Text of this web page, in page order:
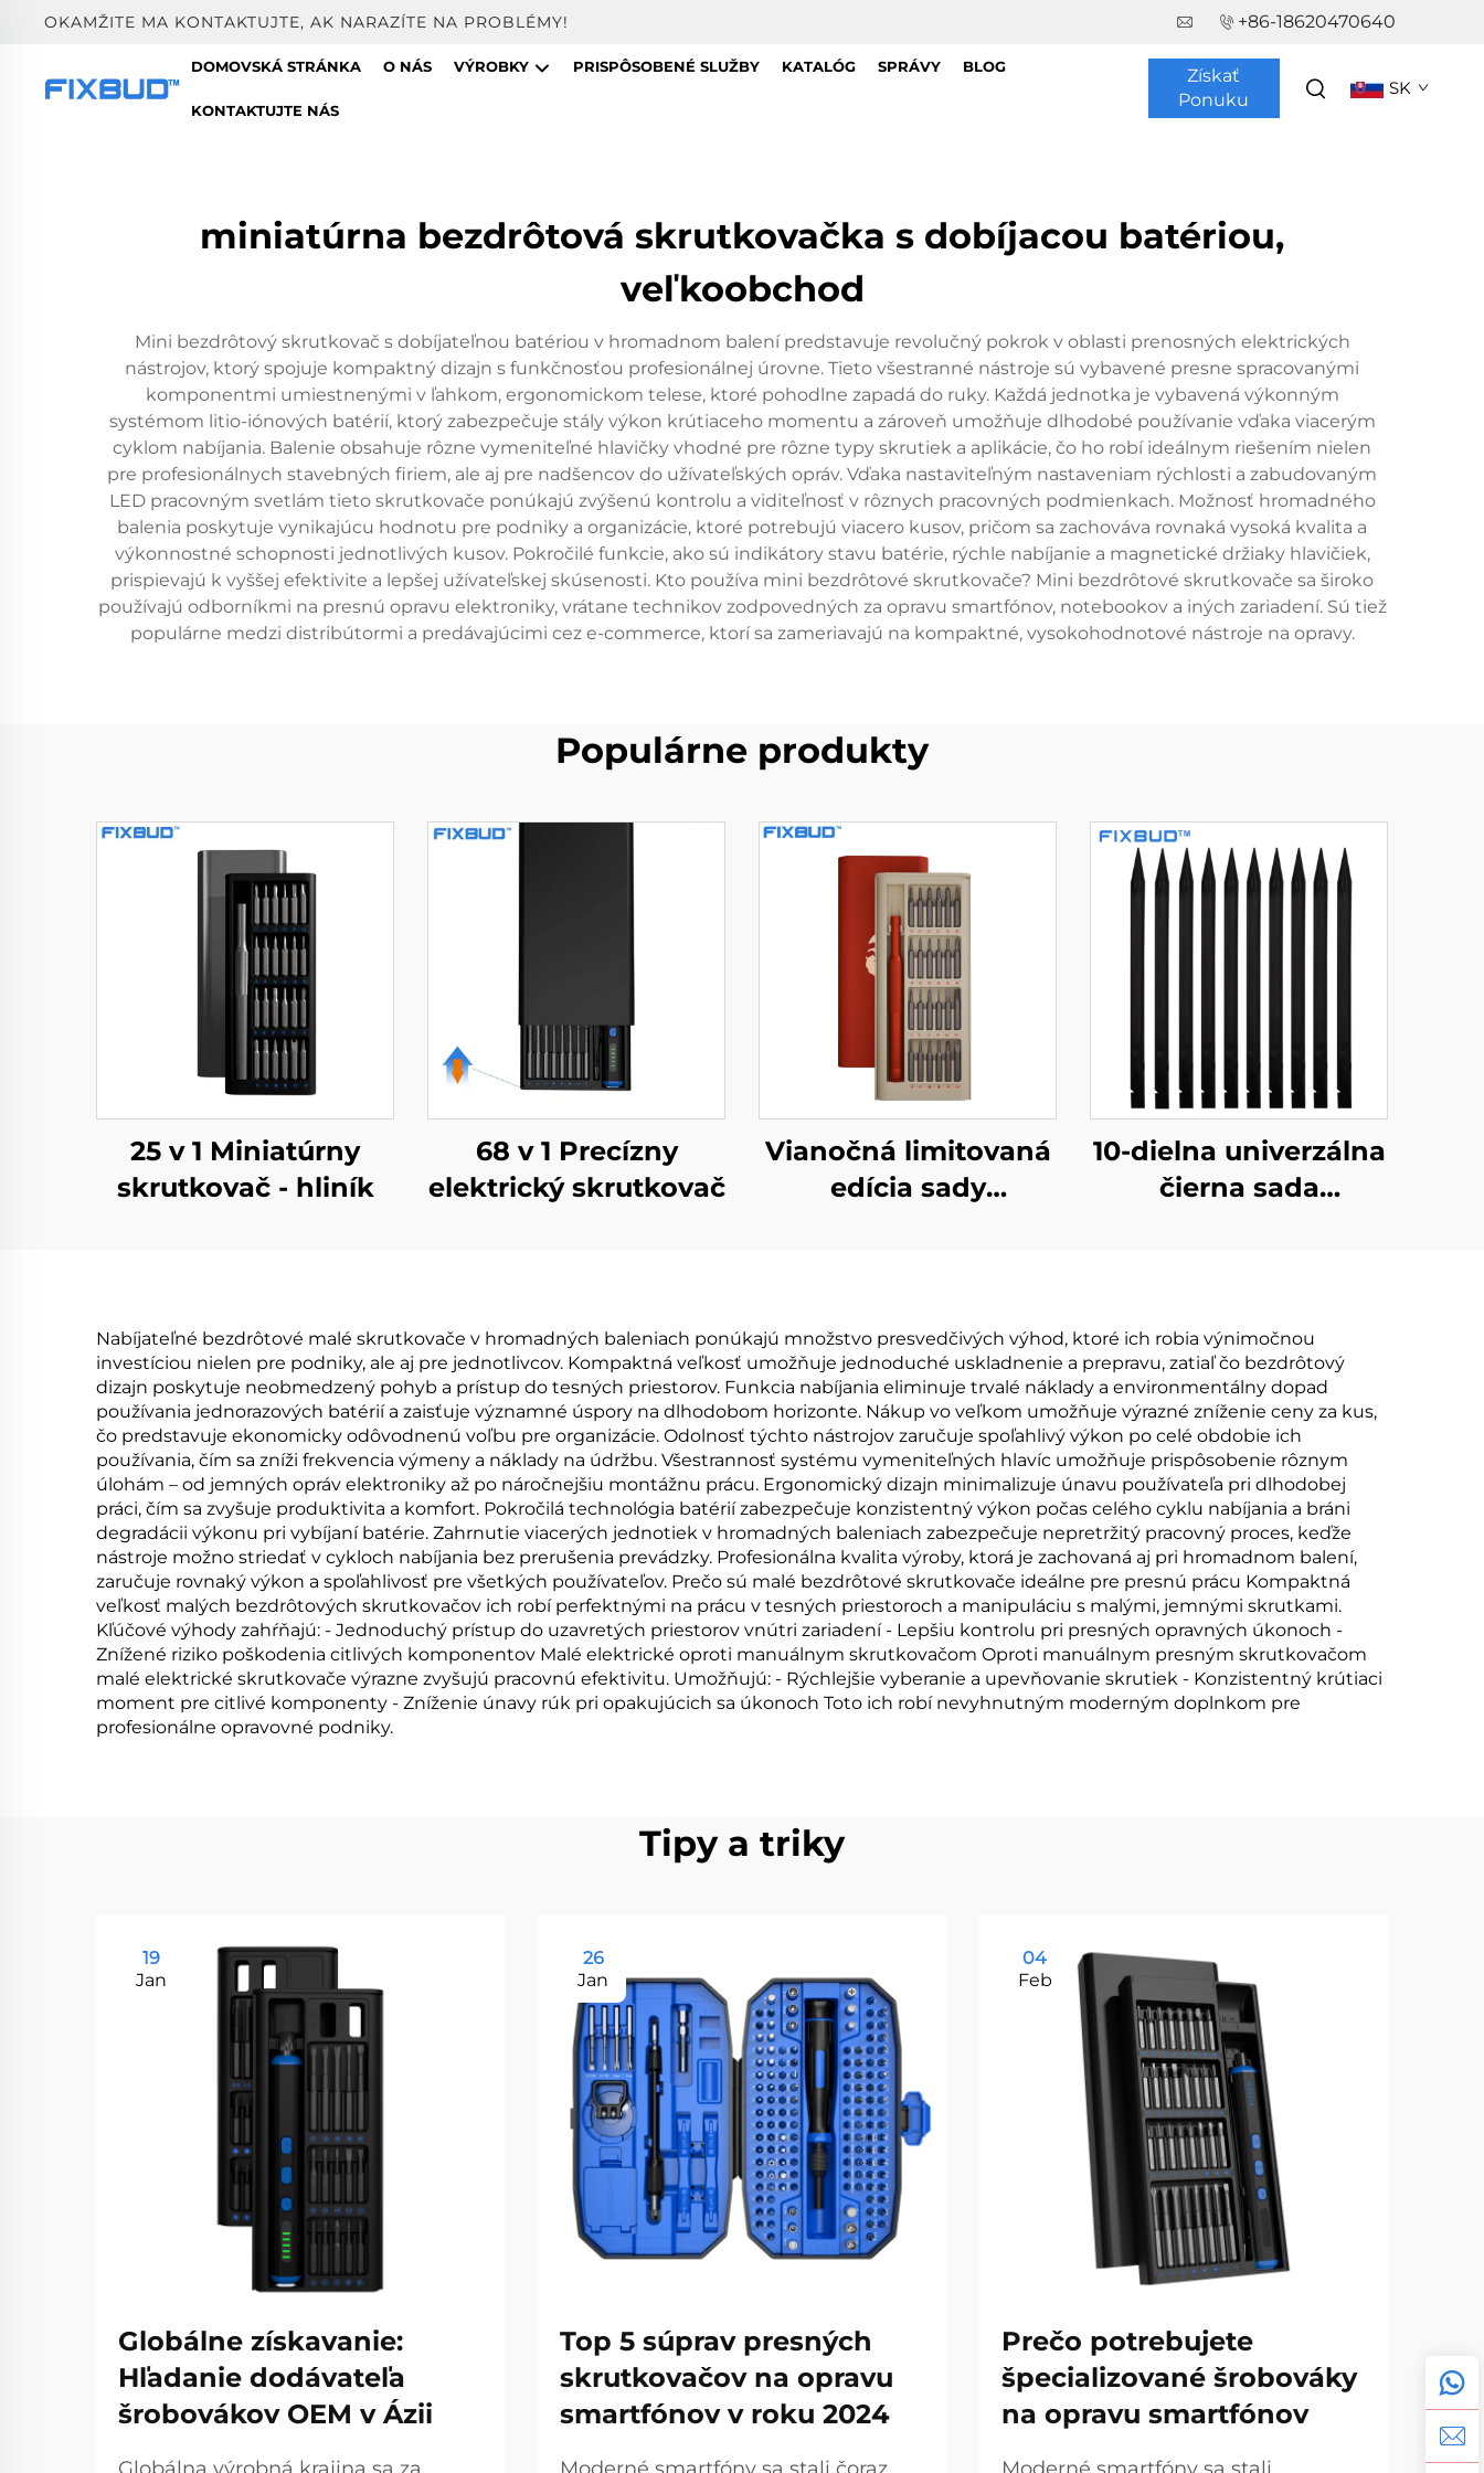
OKAMŽITE MA KONTAKTUJTE, AK NARAZÍTE NA PROBLÉMY! +86-18620470640
DOMOVSKÁ STRÁNKA O NÁS VÝROBKY PRISPÔSOBENÉ SLUŽBY KATALÓG SPRÁVY BLOG
KONTAKTUJTE NÁS
Získať
Ponuku
SK
miniatúrna bezdrôtová skrutkovačka s dobíjacou batériou,
veľkoobchod
Mini bezdrôtový skrutkovač s dobíjateľnou batériou v hromadnom balení predstavuje revolučný pokrok v oblasti prenosných elektrických
nástrojov, ktorý spojuje kompaktný dizajn s funkčnosťou profesionálnej úrovne. Tieto všestranné nástroje sú vybavené presne spracovanými
komponentmi umiestnenými v ľahkom, ergonomickom telese, ktoré pohodlne zapadá do ruky. Každá jednotka je vybavená výkonným
systémom litio-iónových batérií, ktorý zabezpečuje stály výkon krútiaceho momentu a zároveň umožňuje dlhodobé používanie vďaka viacerým
cyklom nabíjania. Balenie obsahuje rôzne vymeniteľné hlavičky vhodné pre rôzne typy skrutiek a aplikácie, čo ho robí ideálnym riešením nielen
pre profesionálnych stavebných firiem, ale aj pre nadšencov do užívateľských opráv. Vďaka nastaviteľným nastaveniam rýchlosti a zabudovaným
LED pracovným svetlám tieto skrutkovače ponúkajú zvýšenú kontrolu a viditeľnosť v rôznych pracovných podmienkach. Možnosť hromadného
balenia poskytuje vynikajúcu hodnotu pre podniky a organizácie, ktoré potrebujú viacero kusov, pričom sa zachováva rovnaká vysoká kvalita a
výkonnostné schopnosti jednotlivých kusov. Pokročilé funkcie, ako sú indikátory stavu batérie, rýchle nabíjanie a magnetické držiaky hlavičiek,
prispievajú k vyššej efektivite a lepšej užívateľskej skúsenosti. Kto používa mini bezdrôtové skrutkovače? Mini bezdrôtové skrutkovače sa široko
používajú odborníkmi na presnú opravu elektroniky, vrátane technikov zodpovedných za opravu smartfónov, notebookov a iných zariadení. Sú tiež
populárne medzi distribútormi a predávajúcimi cez e-commerce, ktorí sa zameriavajú na kompaktné, vysokohodnotové nástroje na opravy.
Populárne produkty
25 v 1 Miniatúrny
skrutkovač - hliník
68 v 1 Precízny
elektrický skrutkovač
Vianočná limitovaná
edícia sady
10-dielna univerzálna
čierna sada
Nabíjateľné bezdrôtové malé skrutkovače v hromadných baleniach ponúkajú množstvo presvedčivých výhod, ktoré ich robia výnimočnou
investíciou nielen pre podniky, ale aj pre jednotlivcov. Kompaktná veľkosť umožňuje jednoduché uskladnenie a prepravu, zatiaľ čo bezdrôtový
dizajn poskytuje neobmedzený pohyb a prístup do tesných priestorov. Funkcia nabíjania eliminuje trvalé náklady a environmentálny dopad
používania jednorazových batérií a zaisťuje významné úspory na dlhodobom horizonte. Nákup vo veľkom umožňuje výrazné zníženie ceny za kus,
čo predstavuje ekonomicky odôvodnenú voľbu pre organizácie. Odolnosť týchto nástrojov zaručuje spoľahlivý výkon po celé obdobie ich
používania, čím sa zníži frekvencia výmeny a náklady na údržbu. Všestrannosť systému vymeniteľných hlavíc umožňuje prispôsobenie rôznym
úlohám – od jemných opráv elektroniky až po náročnejšiu montážnu prácu. Ergonomický dizajn minimalizuje únavu používateľa pri dlhodobej
práci, čím sa zvyšuje produktivita a komfort. Pokročilá technológia batérií zabezpečuje konzistentný výkon počas celého cyklu nabíjania a bráni
degradácii výkonu pri vybíjaní batérie. Zahrnutie viacerých jednotiek v hromadných baleniach zabezpečuje nepretržitý pracovný proces, keďže
nástroje možno striedať v cykloch nabíjania bez prerušenia prevádzky. Profesionálna kvalita výroby, ktorá je zachovaná aj pri hromadnom balení,
zaručuje rovnaký výkon a spoľahlivosť pre všetkých používateľov. Prečo sú malé bezdrôtové skrutkovače ideálne pre presnú prácu Kompaktná
veľkosť malých bezdrôtových skrutkovačov ich robí perfektnými na prácu v tesných priestoroch a manipuláciu s malými, jemnými skrutkami.
Kľúčové výhody zahŕňajú: - Jednoduchý prístup do uzavretých priestorov vnútri zariadení - Lepšiu kontrolu pri presných opravných úkonoch -
Znížené riziko poškodenia citlivých komponentov Malé elektrické oproti manuálnym skrutkovačom Oproti manuálnym presným skrutkovačom
malé elektrické skrutkovače výrazne zvyšujú pracovnú efektivitu. Umožňujú: - Rýchlejšie vyberanie a upevňovanie skrutiek - Konzistentný krútiaci
moment pre citlivé komponenty - Zníženie únavy rúk pri opakujúcich sa úkonoch Toto ich robí nevyhnutným moderným doplnkom pre
profesionálne opravovné podniky.
Tipy a triky
19
Jan
Globálne získavanie:
Hľadanie dodávateľa
šrobovákov OEM v Ázii
26
Jan
Top 5 súprav presných
skrutkovačov na opravu
smartfónov v roku 2024
04
Feb
Prečo potrebujete
špecializované šrobováky
na opravu smartfónov